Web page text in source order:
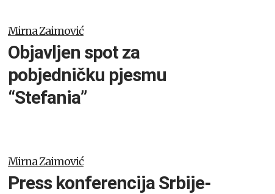
Mirna Zaimović
Objavljen spot za
pobjedničku pjesmu
“Stefania”
Mirna Zaimović
Press konferencija Srbije-